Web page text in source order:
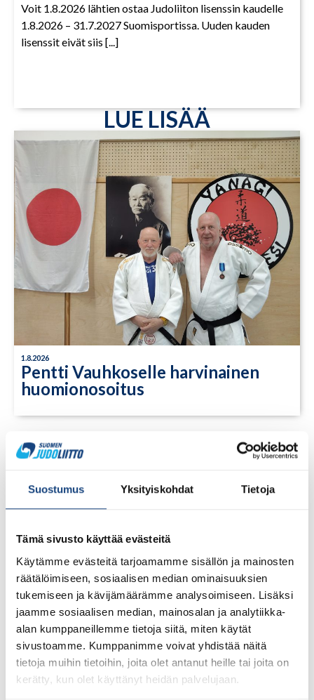
Suostumus Yksityiskohdat Tietoja
Tämä sivusto käyttää evästeitä
Käytämme evästeitä tarjoamamme sisällön ja mainosten
räätälöimiseen, sosiaalisen median ominaisuuksien
tukemiseen ja kävijämäärämme analysoimiseen. Lisäksi
jaamme sosiaalisen median, mainosalan ja analytiikka-
alan kumppaneillemme tietoja siitä, miten käytät
sivustoamme. Kumppanimme voivat yhdistää näitä
tietoja muihin tietoihin, joita olet antanut heille tai joita on
kerätty, kun olet käyttänyt heidän palvelujaan.
Voit 1.8.2026 lähtien ostaa Judoliiton lisenssin kaudelle
1.8.2026 – 31.7.2027 Suomisportissa. Uuden kauden
lisenssit eivät siis [...]
LUE LISÄÄ
1.8.2026
Pentti Vauhkoselle harvinainen
huomionosoitus
23.7.2026
Tuomariraportti Swedish A-Judo/VI